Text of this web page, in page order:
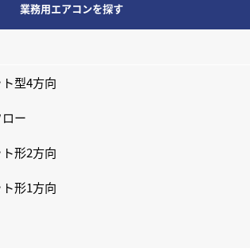
業務用エアコンを探す
型4方向
ー
形2方向
形1方向